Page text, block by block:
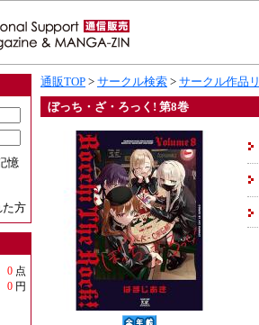
憶
た方
0 点
0 円
通販TOP > サークル検索 > サークル作品
ぼっち・ざ・ろっく! 第8巻